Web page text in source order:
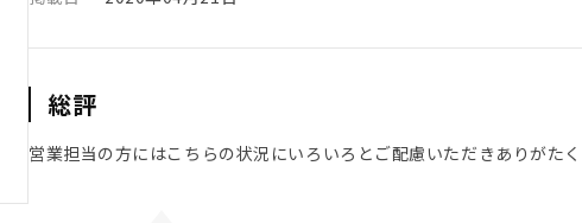
総評
営業担当の方にはこちらの状況にいろいろとご配慮いただきありがたく